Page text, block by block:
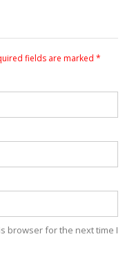
fields are marked *
browser for the next time I